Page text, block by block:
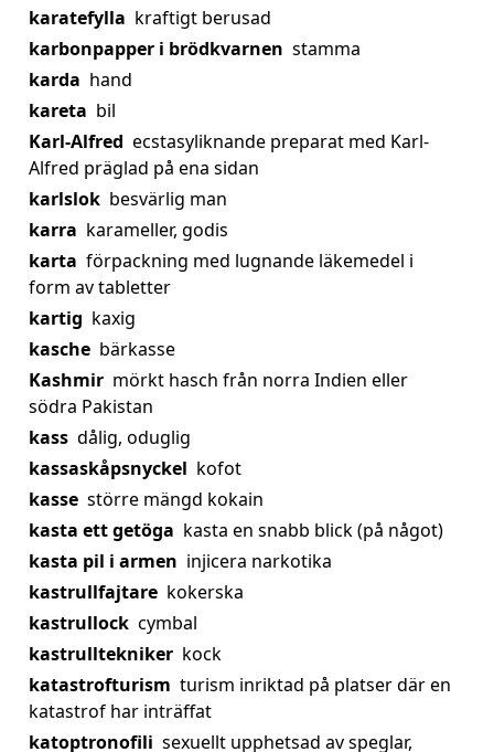
karatefylla kraftigt berusad
karbonpapper i brödkvarnen stamma
karda hand
kareta bil
Karl-Alfred ecstasyliknande preparat med Karl-
Alfred präglad på ena sidan
karlslok besvärlig man
karra karameller, godis
karta förpackning med lugnande läkemedel i
form av tabletter
kartig kaxig
kasche bärkasse
Kashmir mörkt hasch från norra Indien eller
södra Pakistan
kass dålig, oduglig
kassaskåpsnyckel kofot
kasse större mängd kokain
kasta ett getöga kasta en snabb blick (på något)
kasta pil i armen injicera narkotika
kastrullfajtare kokerska
kastrullock cymbal
kastrulltekniker kock
katastrofturism turism inriktad på platser där en
katastrof har inträffat
katoptronofili sexuellt upphetsad av speglar,